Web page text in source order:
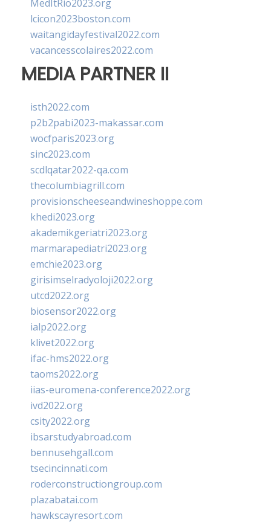
MedItRio2023.org
lcicon2023boston.com
waitangidayfestival2022.com
vacancesscolaires2022.com
MEDIA PARTNER II
isth2022.com
p2b2pabi2023-makassar.com
wocfparis2023.org
sinc2023.com
scdlqatar2022-qa.com
thecolumbiagrill.com
provisionscheeseandwineshoppe.com
khedi2023.org
akademikgeriatri2023.org
marmarapediatri2023.org
emchie2023.org
girisimselradyoloji2022.org
utcd2022.org
biosensor2022.org
ialp2022.org
klivet2022.org
ifac-hms2022.org
taoms2022.org
iias-euromena-conference2022.org
ivd2022.org
csity2022.org
ibsarstudyabroad.com
bennusehgall.com
tsecincinnati.com
roderconstructiongroup.com
plazabatai.com
hawkscayresort.com